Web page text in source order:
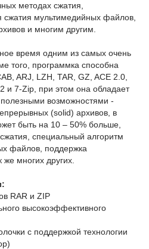
методах сжатия,
сжатия мультимедийных файлов,
и многим другим.
время одним из самых очень
того, программка способна
ARJ, LZH, TAR, GZ, ACE 2.0,
и 7-Zip, при этом она обладает
возможностями -
(solid) архивов, в
быть на 10 – 50% больше,
специальный алгоритм
файлов, поддержка
многих других.
RAR и ZIP
высокоэффективного
с поддержкой технологии